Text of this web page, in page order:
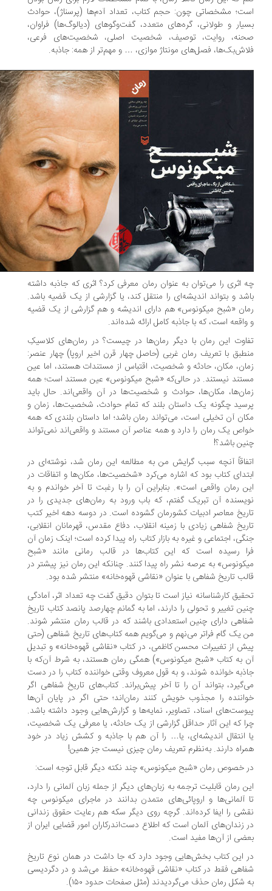
مشخصاتی چون: حجم کتاب، تعداد آدم‌ها (پرسناژ)، حوادث
و طولانی، گره‌های متعدد، گفت‌وگوهای (دیالوگ‌ها) فراوان،
روایت، توصیف، شخصیت اصلی، شخصیت‌های فرعی،
فصل‌های مونتاژ موازی، … و مهم‌تر از همه: جاذبه.
اثری را می‌توان به عنوان رمان معرفی کرد؟ اثری که جاذبه داشته
و بتواند اندیشه‌ای را منتقل کند، یا گزارشی از یک قضیه باشد.
«شبح میکونوس» هم دارای اندیشه و هم گزارشی از یک قضیه
است، که با جاذبه کامل ارائه شده‌اند.
این رمان با دیگر رمان‌ها در چیست؟ در رمان‌های کلاسیکِ
با تعریف رمان غربی (حاصل چهار قرن اخیر اروپا) چهار عنصر:
مکان، حادثه و شخصیت، اقتباس از مستندات هستند، اما عین
نیستند. در حالی‌که «شبح میکونوس» عین مستند است؛ همه
مکان‌ها، حوادث و شخصیت‌ها در آن واقعی‌اند. حال باید
چگونه یک داستان بلند که تمام حوادث، شخصیت‌ها، زمان و
آن تخیلی است، می‌تواند رمان باشد؛ اما داستان بلندی که همه
یک رمان را دارد و همه عناصر آن مستند و واقعی‌اند نمی‌تواند
باشد؟!
آنچه سبب گرایش من به مطالعه این رمان شد، نوشته‌ای در
کتاب بود که اشاره می‌کرد «شخصیت‌ها، مکان‌ها و اتفاقات در
رمان واقعی است». بنابراین آن را با رغبت تا آخر خواندم و به
آن تبریک گفتم، که باب ورود به رمان‌های جدیدی را در
معاصر ادبیات کشورمان گشوده است. در دوسه دهه اخیر کتب
شفاهی زیادی با زمینه انقلاب، دفاع مقدس، قهرمانان انقلابی،
اجتماعی و غیره به بازار کتاب راه پیدا کرده است؛ اینک زمان آن
رسیده است که این کتاب‌ها در قالب رمانی مانند «شبح
به عرصه نشر راه پیدا کنند. چنانکه این رمان نیز پیشتر در
تاریخ شفاهی با عنوان «نقاشی قهوه‌خانه» منتشر شده بود.
کارشناسانه نیاز است تا بتوان دقیق گفت چه تعداد اثر، آمادگی
تغییر و تحولی را دارند، اما به گمانم چهارصد پانصد کتاب تاریخ
دارای چنین استعدادی باشند که در قالب رمان منتشر شوند.
یک گام فراتر می‌نهم و می‌گویم همه کتاب‌های تاریخ شفاهی (حتی
از تغییرات محسن کاظمی، در کتاب «نقاشی قهوه‌خانه» و تبدیل
به کتاب «شبح میکونوس») همگی رمان هستند، به شرط آن‌که با
خوانده شوند، و به قول معروف وقتی خواننده کتاب را در دست
بتواند آن را تا آخر پیش‌براند. کتاب‌های تاریخ شفاهی اگر
را مجذوب خویش کنند رمان‌اند؛ حتی اگر در پایان آن‌ها
اسناد، تصاویر، نمایه‌ها و گزارش‌هایی وجود داشته باشد.
که این آثار حداقل گزارشی از یک حادثه، یا معرفی یک شخصیت،
انتقال اندیشه‌ای، یا… را آن هم با جاذبه و کشش زیاد در خود
دارند. به‌نظرم تعریف رمان چیزی نیست جز همین!
خصوص رمان «شبح میکونوس» چند نکته دیگر قابل توجه است:
رمان قابلیت ترجمه به زبان‌های دیگر از جمله زبان آلمانی را دارد،
آلمانی‌ها و اروپائی‌های متمدن بدانند در ماجرای میکونوس چه
را ایفا کرده‌اند. گرچه روی دیگر سکه هم رعایت حقوق زندانی
زندان‌های آلمان است که اطلاع دست‌اندرکاران امور قضایی ایران از
از آن‌ها مفید است.
این کتاب بخش‌هایی وجود دارد که جا داشت در همان نوع تاریخ
فقط در کتاب «نقاشی قهوه‌خانه» حفظ می‌شد و در دگردیسی
شکل رمان حذف می‌گردیدند (مثل صفحات حدود ۱۵۰).